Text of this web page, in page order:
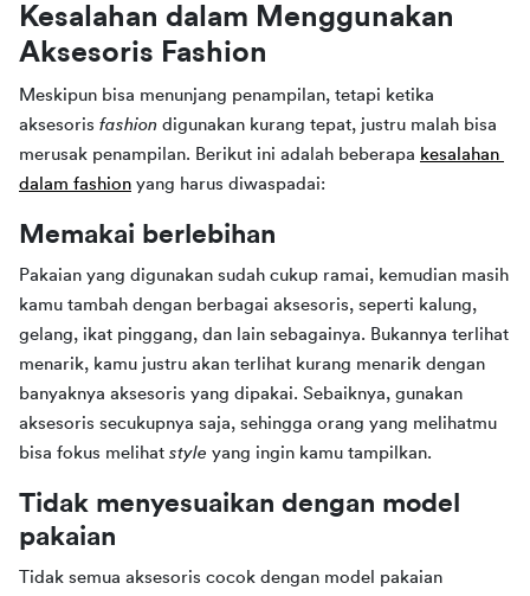
Kesalahan dalam Menggunakan
Aksesoris Fashion
Meskipun bisa menunjang penampilan, tetapi ketika
aksesoris fashion digunakan kurang tepat, justru malah bisa
merusak penampilan. Berikut ini adalah beberapa kesalahan
dalam fashion yang harus diwaspadai:
Memakai berlebihan
Pakaian yang digunakan sudah cukup ramai, kemudian masih
kamu tambah dengan berbagai aksesoris, seperti kalung,
gelang, ikat pinggang, dan lain sebagainya. Bukannya terlihat
menarik, kamu justru akan terlihat kurang menarik dengan
banyaknya aksesoris yang dipakai. Sebaiknya, gunakan
aksesoris secukupnya saja, sehingga orang yang melihatmu
bisa fokus melihat style yang ingin kamu tampilkan.
Tidak menyesuaikan dengan model
pakaian
Tidak semua aksesoris cocok dengan model pakaian